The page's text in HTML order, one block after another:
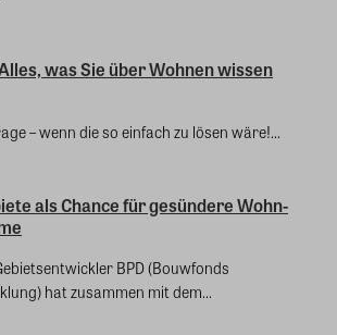
was Sie über Wohnen wissen
– wenn die so einfach zu lösen wäre!...
als Chance für gesündere Wohn-
BPD (Bouwfonds
hat zusammen mit dem...